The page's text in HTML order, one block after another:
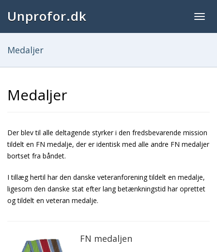
Unprofor.dk
Medaljer
Medaljer
Der blev til alle deltagende styrker i den fredsbevarende mission
tildelt en FN medalje, der er identisk med alle andre FN medaljer
bortset fra båndet.
I tillæg hertil har den danske veteranforening tildelt en medalje,
ligesom den danske stat efter lang betænkningstid har oprettet
og tildelt en veteran medalje.
FN medaljen